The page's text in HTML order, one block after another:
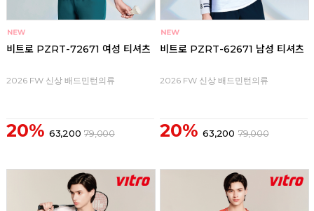
비트로 PZRT-72671 여성 티셔츠
2026 FW 신상 배드민턴의류
20% 63,200 79,000
비트로 PZRT-62671 남성 티셔츠
2026 FW 신상 배드민턴의류
20% 63,200 79,000